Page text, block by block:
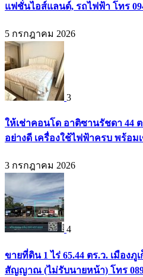
แฟชั่นไอส์แลนด์, รถไฟฟ้า โทร
5 กรกฎาคม 2026
3
ให้เช่าคอนโด อาติซานรัชดา 44
อย่างดี เครื่องใช้ไฟฟ้าครบ พร้อมเ
3 กรกฎาคม 2026
4
ขายที่ดิน 1 ไร่ 65.44 ตร.ว. เมืองภู
สัญญาณ (ไม่รับนายหน้า) โทร